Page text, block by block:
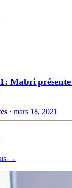
Mabri
· mars 18, 2021
→